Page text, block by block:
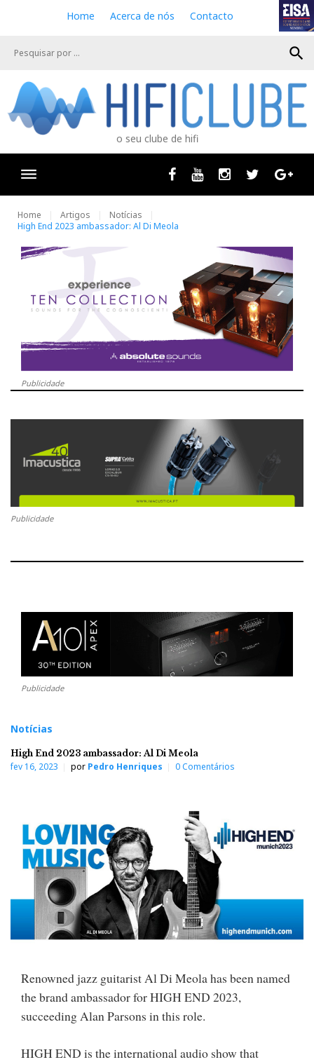
e
Home Acerca de nós Contacto
search
o seu clube de hifi
Facebook
Youtube InstagramTwitter
Home Artigos
Notícias
High End 2023 ambassador: Al Di Meola
Publicidade
Publicidade
Publicidade
Notícias
High End 2023 ambassador: Al Di Meola
fev 16, 2023 por Pedro Henriques 0 Comentários
Renowned jazz guitarist Al Di Meola has been named
the brand ambassador for HIGH END 2023,
succeeding Alan Parsons in this role.
HIGH END is the international audio show that